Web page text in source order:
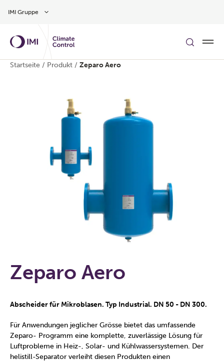
IMI Gruppe
Startseite / Produkt / Zeparo Aero
Zeparo Aero
Abscheider für Mikroblasen. Typ Industrial. DN 50 - DN 300.
Für Anwendungen jeglicher Grösse bietet das umfassende
Zeparo- Programm eine komplette, zuverlässige Lösung für
Luftprobleme in Heiz-, Solar- und Kühlwassersystemen. Der
helistill-Separator verleiht diesen Produkten einen